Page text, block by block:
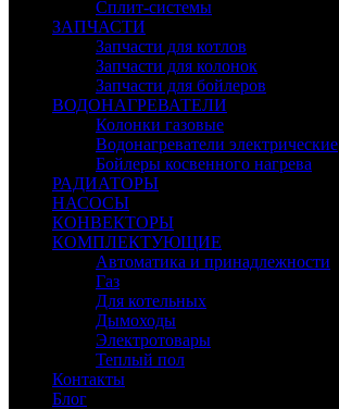
Сплит-системы
ЗАПЧАСТИ
Запчасти для котлов
Запчасти для колонок
Запчасти для бойлеров
ВОДОНАГРЕВАТЕЛИ
Колонки газовые
Водонагреватели электрические
Бойлеры косвенного нагрева
РАДИАТОРЫ
НАСОСЫ
КОНВЕКТОРЫ
КОМПЛЕКТУЮЩИЕ
Автоматика и принадлежности
Газ
Для котельных
Дымоходы
Электротовары
Теплый пол
Контакты
Блог